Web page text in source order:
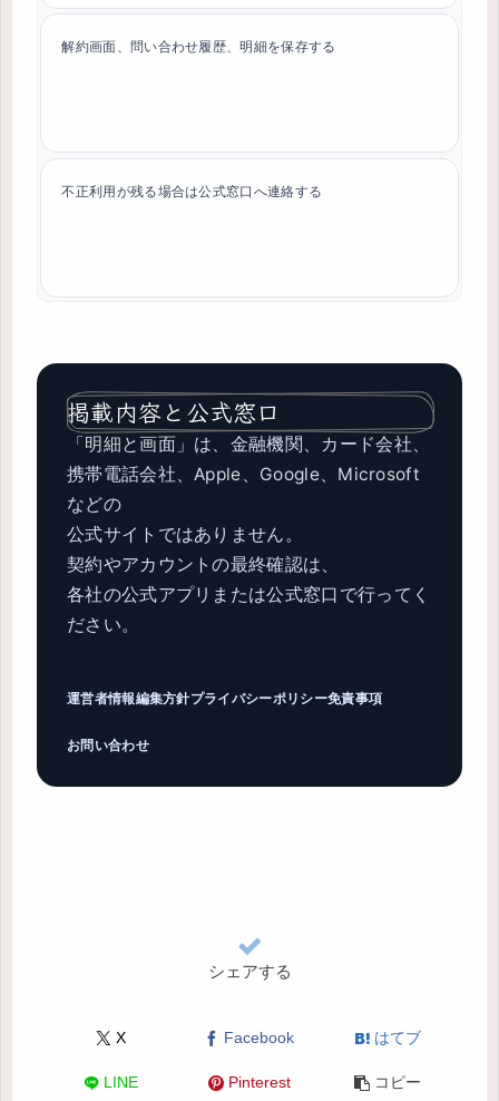
解約画面、問い合わせ履歴、明細を保存する
不正利用が残る場合は公式窓口へ連絡する
掲載内容と公式窓口
「明細と画面」は、金融機関、カード会社、
携帯電話会社、Apple、Google、Microsoft
などの
公式サイトではありません。
契約やアカウントの最終確認は、
各社の公式アプリまたは公式窓口で行ってく
ださい。
運営者情報編集方針プライバシーポリシー免責事項
お問い合わせ
シェアする
X Facebook はてブ
LINE Pinterest コピー